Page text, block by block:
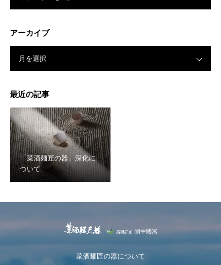
アーカイブ
月を選択
最近の記事
「菜酒麺匠の器」深化に
ついて
菜酒麺匠の器について